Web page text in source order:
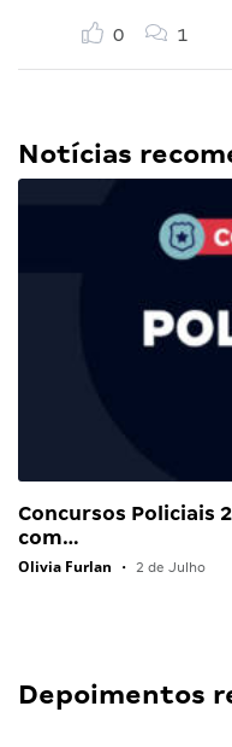
0 1
Notícias
Concursos Policiais
com…
Olivia Furlan • 2 de Julho
Depoimentos